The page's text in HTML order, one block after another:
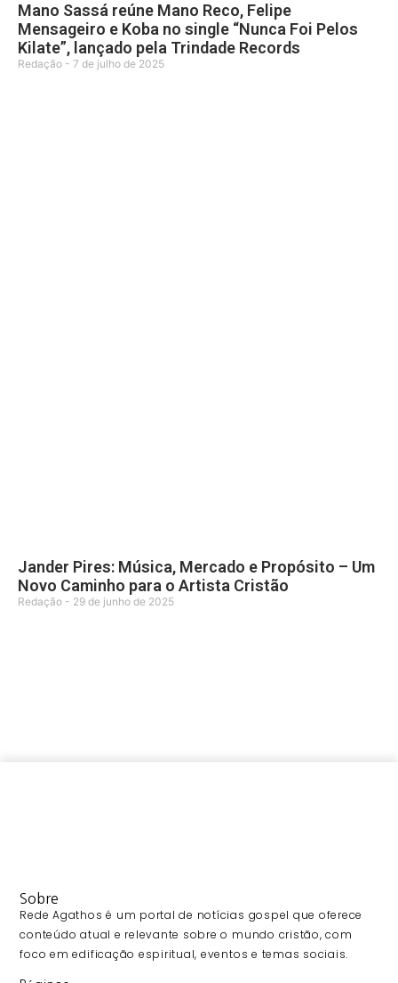
Mano Sassá reúne Mano Reco, Felipe
Mensageiro e Koba no single “Nunca Foi Pelos
Kilate”, lançado pela Trindade Records
Redação 7 de julho de 2025
Jander Pires: Música, Mercado e Propósito – Um
Novo Caminho para o Artista Cristão
Redação 29 de junho de 2025
Sobre
Rede Agathos é um portal de notícias gospel que oferece
conteúdo atual e relevante sobre o mundo cristão, com
foco em edificação espiritual, eventos e temas sociais.